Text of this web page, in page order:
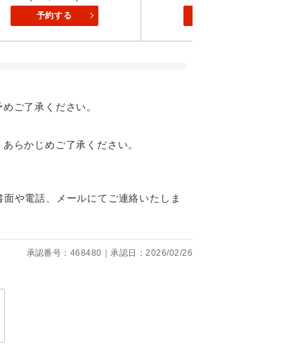
予約する
ご了承ください。
らかじめご了承ください。
や電話、メールにてご連絡いたしま
承認番号：468480｜承認日：2026/02/26
。